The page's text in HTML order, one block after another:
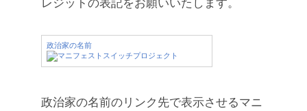
レジットの表記をお願いいたします。
政治家の名前
政治家の名前のリンク先で表示させるマニ